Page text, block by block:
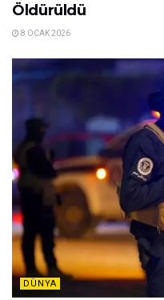
Öldürüldü
8 OCAK 2026
DÜNYA